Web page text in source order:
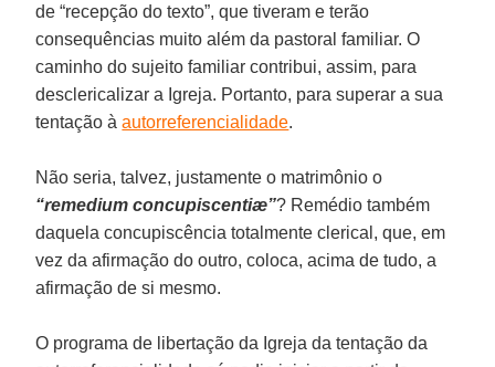
de “recepção do texto”, que tiveram e terão
consequências muito além da pastoral familiar. O
caminho do sujeito familiar contribui, assim, para
desclericalizar a Igreja. Portanto, para superar a sua
tentação àautorreferencialidade.
Não seria, talvez, justamente o matrimônio o
“remedium concupiscentiæ”? Remédio também
daquela concupiscência totalmente clerical, que, em
vez da afirmação do outro, coloca, acima de tudo, a
afirmação de si mesmo.
O programa de libertação da Igreja da tentação da